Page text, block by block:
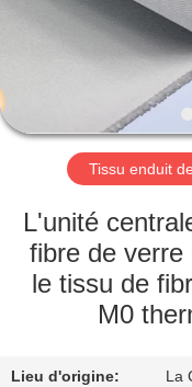
PRODUITS
À
PROPOS
NOUS
VISITE
Tissu enduit
L'unité
fibre de verre
le tissu de
M0
Lieu d'origine: La